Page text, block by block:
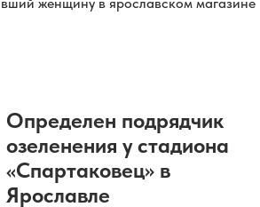
Определен подрядчик
озеленения у стадиона
«Спартаковец» в
Ярославле